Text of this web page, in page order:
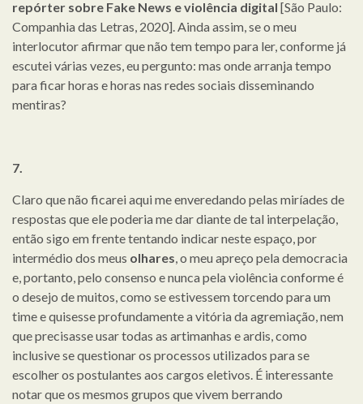
repórter sobre Fake News e violência digital [São Paulo:
Companhia das Letras, 2020]. Ainda assim, se o meu
interlocutor afirmar que não tem tempo para ler, conforme já
escutei várias vezes, eu pergunto: mas onde arranja tempo
para ficar horas e horas nas redes sociais disseminando
mentiras?
7.
Claro que não ficarei aqui me enveredando pelas miríades de
respostas que ele poderia me dar diante de tal interpelação,
então sigo em frente tentando indicar neste espaço, por
intermédio dos meus olhares , o meu apreço pela democracia
e, portanto, pelo consenso e nunca pela violência conforme é
o desejo de muitos, como se estivessem torcendo para um
time e quisesse profundamente a vitória da agremiação, nem
que precisasse usar todas as artimanhas e ardis, como
inclusive se questionar os processos utilizados para se
escolher os postulantes aos cargos eletivos. É interessante
notar que os mesmos grupos que vivem berrando